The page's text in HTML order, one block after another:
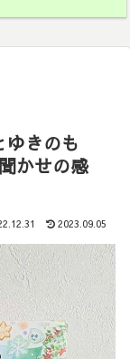
ゆきのも
かせの感
2023.09.05